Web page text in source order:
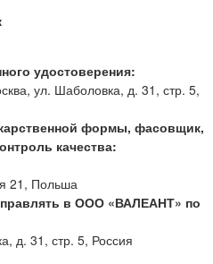
удостоверения:
ул. Шаболовка, д. 31, стр. 5,
формы, фасовщик,
качества:
21, Польша
в ООО «ВАЛЕАНТ» по
д. 31, стр. 5, Россия